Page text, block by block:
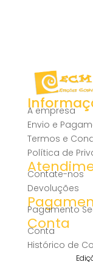
A empresa
Envio e
Termos e
Política de
Contate-nos
Devoluções
Pagamento
Conta
Conta
Histórico de